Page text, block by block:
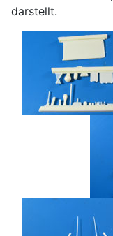
darstellt.